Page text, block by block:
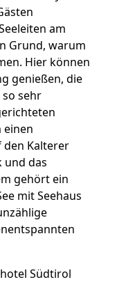
am
Grund, warum
Hier können
genießen, die
sehr
einen
den Kalterer
und das
gehört ein
mit Seehaus
Südtirol